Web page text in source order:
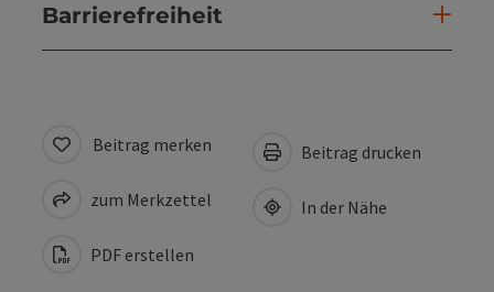
Barrierefreiheit
Beitrag merken
zum Merkzettel
PDF erstellen
Beitrag drucken
In der Nähe